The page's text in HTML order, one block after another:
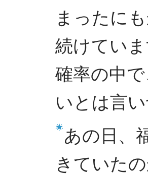
まったに
続けてい
確率の中
いとは言
あの日、
きていた